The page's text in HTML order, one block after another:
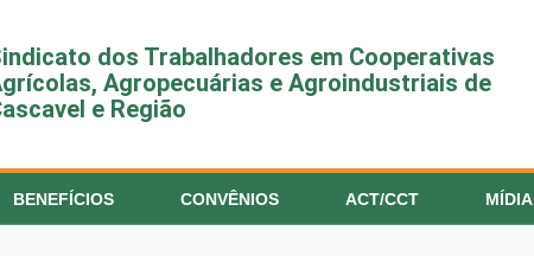
dos Trabalhadores em Cooperativas
Agropecuárias e Agroindustriais de
e Região
BENEFÍCIOS CONVÊNIOS ACT/CCT MÍDIA